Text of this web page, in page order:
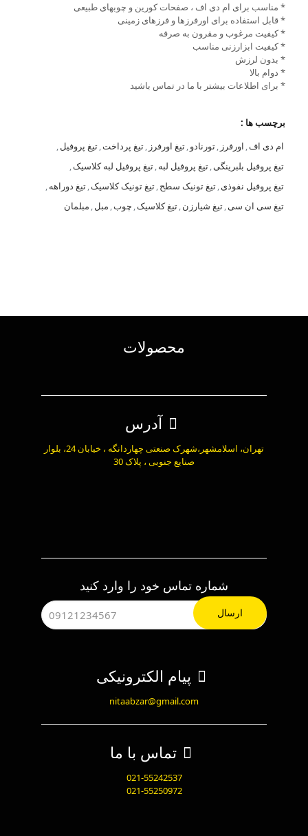
* مناسب برای ام دی اف ، صفحات کورین و چوبهای طبیعی
* قابل استفاده برای اورفرزها و فرزهای زمینی
* کیفیت مرغوب و مقرون به صرفه
* کیفیت ابزارزنی مناسب
* بدون لرزش
* دوام بالا
* برای اطلاعات بیشتر با ما در تماس باشید
برچسب ها :
ام دی اف, اورفرز ,تورنادو,تیغ اورفرز ,تیغ پرداخت,تیغ پروفیل,
تیغ پروفیل بلبرینگی,تیغ پروفیل لبه,تیغ پروفیل لبه کلاسیک,
تیغ پروفیل نفوذی,تیغ تونیک سطح,تیغ تونیک کلاسیک,تیغ دوراهه,
تیغ سی ان سی,تیغ شیارزن,تیغ کلاسیک, چوب, مبل, مبلمان
محصولات
آدرس
تهران، اسلامشهر،شهرک صنعتی چهاردانگه ، خیابان 24، بلوار
صنایع جنوبی ، پلاک 30
شماره تماس خود را وارد کنید
پیام الکترونیکی
nitaabzar@gmail.com
تماس با ما
021-55242537
021-55250972